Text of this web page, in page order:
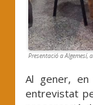
Presentació a Algemesí,
Al gener, en
entrevistat